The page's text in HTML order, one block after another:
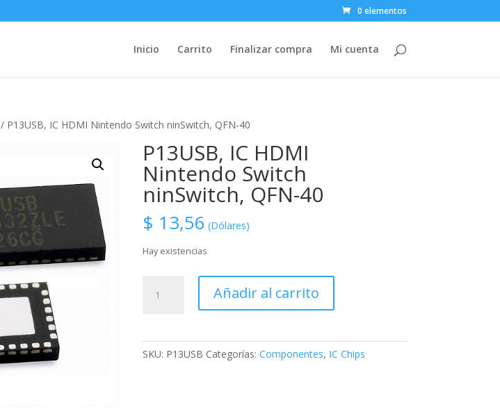
0 elementos
Inicio Carrito Finalizar compra Mi cuenta
/ P13USB, IC HDMI Nintendo Switch ninSwitch, QFN-40
P13USB, IC HDMI
Nintendo Switch
ninSwitch, QFN-40
$ 13,56 (Dólares)
Hay existencias
Añadir al carrito
SKU: P13USB Categorías: Componentes, IC Chips